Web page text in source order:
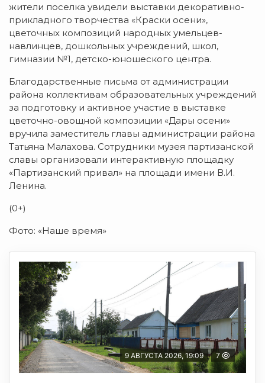
жители поселка увидели выставки декоративно-
прикладного творчества «Краски осени»,
цветочных композиций народных умельцев-
навлинцев, дошкольных учреждений, школ,
гимназии №1, детско-юношеского центра.
Благодарственные письма от администрации
района коллективам образовательных учреждений
за подготовку и активное участие в выставке
цветочно-овощной композиции «Дары осени»
вручила заместитель главы администрации района
Татьяна Малахова. Сотрудники музея партизанской
славы организовали интерактивную площадку
«Партизанский привал» на площади имени В.И.
Ленина.
(0+)
Фото: «Наше время»
9 АВГУСТА 2026, 19:09 7